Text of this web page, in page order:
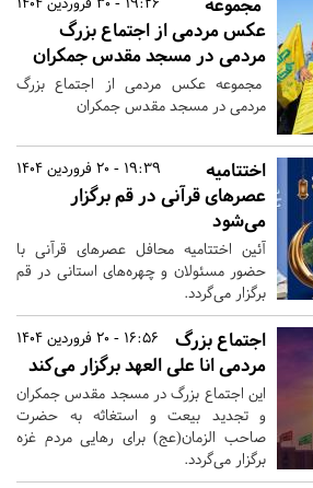
عکس مردمی از اجتماع بزرگ
مردمی در مسجد مقدس جمکران
مجموعه عکس مردمی از اجتماع بزرگ
مردمی در مسجد مقدس جمکران
19:39 - 20 فروردین 1404
اختتامیه
عصرهای قرآنی در قم برگزار
می‌شود
آئین اختتامیه محافل عصرهای قرآنی با
حضور مسئولان و چهره‌های استانی در قم
برگزار می‌گردد.
16:56 - 20 فروردین 1404
اجتماع بزرگ
مردمی انا علی العهد برگزار می‌کند
این اجتماع بزرگ در مسجد مقدس جمکران
و تجدید بیعت و استغاثه به حضرت
صاحب الزمان(عج) برای رهایی مردم غزه
برگزار می‎‌گردد.